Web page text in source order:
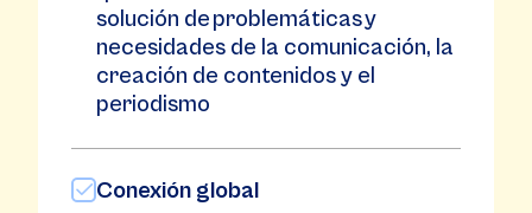
solución de problemáticas y
necesidades de la comunicación, la
creación de contenidos y el
periodismo
Conexión global